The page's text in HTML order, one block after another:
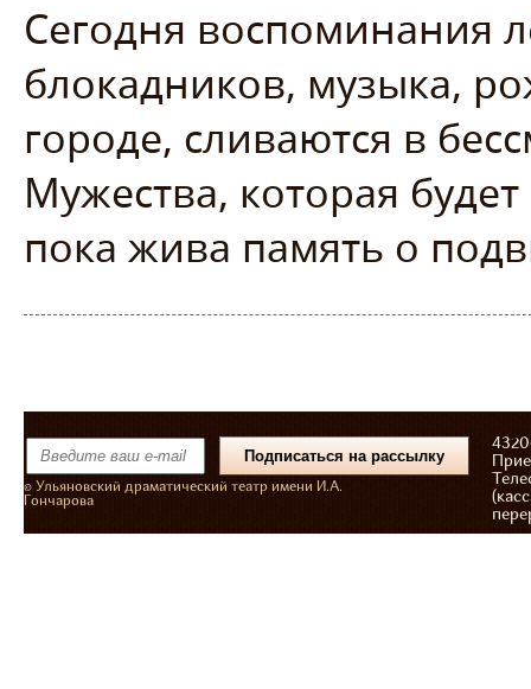
Сегодня воспоминания
блокадников, музыка,
городе, сливаются в
Мужества, которая
пока жива память о
© Ульяновский драматический театр имени И.А.
Гончарова